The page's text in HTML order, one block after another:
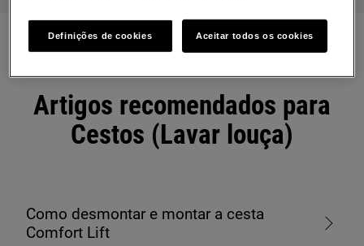
Artigos recomendados para
Cestos (Lavar louça)
Como desmontar e montar a cesta
Comfort Lift
Definições de cookies Aceitar todos os cookies